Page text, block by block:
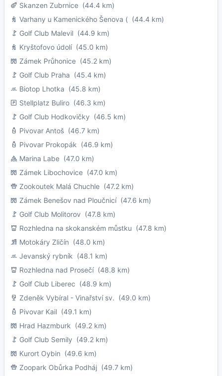
Skanzen Zubrnice (44.4 km)
Varhany u Kamenického Šenova ( (44.4 km)
Golf Club Malevil (44.9 km)
Kryštofovo údolí(45.0 km)
Zámek Průhonice (45.2 km)
Golf Club Praha (45.4 km)
Biotop Lhotka (45.8 km)
Stellplatz Buliro (46.3 km)
Golf Club Hodkovičky (46.5 km)
Pivovar Antoš (46.7 km)
Pivovar Prokopák (46.9 km)
Marina Labe (47.0 km)
Zámek Libochovice (47.0 km)
Zookoutek Malá Chuchle (47.2 km)
Zámek Benešov nad Ploučnicí(47.6 km)
Golf Club Molitorov (47.8 km)
Rozhledna na skokanském můstku (47.8 km)
Motokáry Zličín (48.0 km)
Jevanský rybník (48.1 km)
Rozhledna nad Prosečí(48.8 km)
Golf Club Liberec (48.9 km)
Zdeněk Vybíral - Vinařství sv. (49.0 km)
Pivovar Kail (49.1 km)
Hrad Hazmburk (49.2 km)
Golf Club Semily (49.2 km)
Kurort Oybin (49.6 km)
Zoopark Obůrka Podháj (49.7 km)